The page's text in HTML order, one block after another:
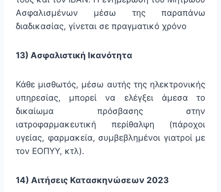
Ασφαλισμένων μέσω της παραπάνω
διαδικασίας, γίνεται σε πραγματικό χρόνο
13) Ασφαλιστική Ικανότητα
Κάθε μισθωτός, μέσω αυτής της ηλεκτρονικής
υπηρεσίας, μπορεί να ελέγξει άμεσα το
δικαίωμα πρόσβασης στην
ιατροφαρμακευτική περίθαλψη (πάροχοι
υγείας, φαρμακεία, συμβεβλημένοι γιατροί με
τον ΕΟΠΥΥ, κτλ).
14) Αιτήσεις Κατασκηνώσεων 2023